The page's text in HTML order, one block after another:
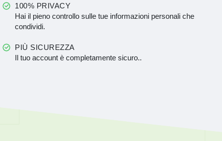
100% PRIVACY
Hai il pieno controllo sulle tue informazioni personali che
condividi.
PIÙ SICUREZZA
Il tuo account è completamente sicuro..